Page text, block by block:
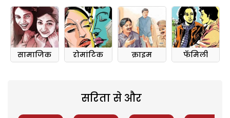
सामाजिक रोमांटिक क्राइम फॅमिली
सरिता से और